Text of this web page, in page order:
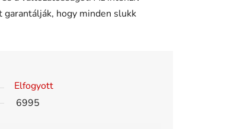
garantálják, hogy minden slukk
Elfogyott
6995